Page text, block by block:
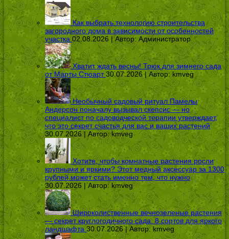
Как выбрать технологию строительства
загородного дома в зависимости от особенностей
участка 02.08.2026 | Автор:Администратор
Хватит ждать весны! Трюк для зимнего сада
от Марты Стюарт 30.07.2026 | Автор: kmveg
Необычный садовый ритуал Памелы
Андерсон поначалу вызывал скепсис — но
специалист по садоводческой терапии утверждает,
что это секрет счастья для вас и ваших растений
30.07.2026 | Автор:kmveg
Хотите, чтобы комнатные растения росли
крупными и яркими? Этот медный аксессуар за 1300
рублей может стать именно тем, что нужно
30.07.2026 | Автор: kmveg
Широколиственные вечнозеленые растения
— секрет круглогодичного сада: 8 сортов для яркого
ландшафта 30.07.2026 | Автор:kmveg